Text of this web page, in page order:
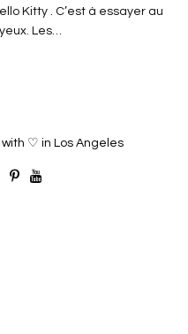
Kitty . C’est à essayer au
Les…
with ♡ in Los Angeles